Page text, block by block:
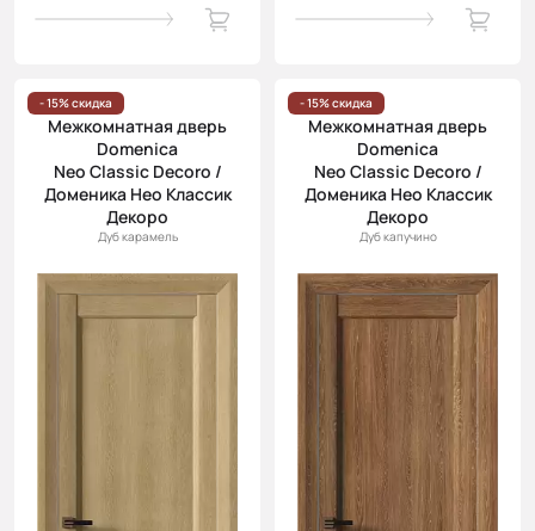
- 15% скидка
Межкомнатная дверь
Domenica
Neo Classic Decoro /
Доменика Нео Классик
Декоро
Дуб карамель
- 15% скидка
Межкомнатная дверь
Domenica
Neo Classic Decoro /
Доменика Нео Классик
Декоро
Дуб капучино